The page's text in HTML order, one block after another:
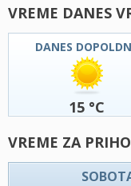
VREME DANES
DANES
15 °C
VREME ZA